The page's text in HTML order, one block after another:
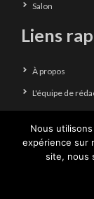
Salon
Liens
À propos
L'équipe de
Mentions légales
Plan du site
Nous
expérience sur
site, nous